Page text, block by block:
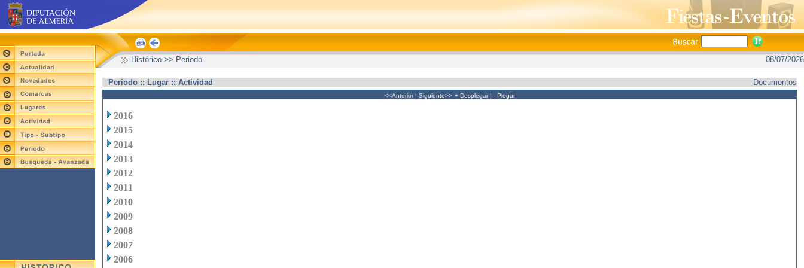
Histórico >> Periodo 08/07/2026
Periodo :: Lugar :: Actividad Documentos
<<Anterior| Siguiente>> + Desplegar| - Plegar
2016
2015
2014
2013
2012
2011
2010
2009
2008
2007
2006